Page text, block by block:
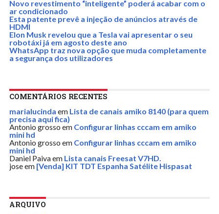
Novo revestimento “inteligente” poderá acabar com o
ar condicionado
Esta patente prevê a injeção de anúncios através de
HDMI
Elon Musk revelou que a Tesla vai apresentar o seu
robotáxi já em agosto deste ano
WhatsApp traz nova opção que muda completamente
a segurança dos utilizadores
COMENTÁRIOS RECENTES
marialucinda em Lista de canais amiko 8140 (para quem
precisa aqui fica)
Antonio grosso em Configurar linhas cccam em amiko
mini hd
Antonio grosso em Configurar linhas cccam em amiko
mini hd
Daniel Paivaem Lista canais Freesat V7HD.
joseem [Venda] KIT TDT Espanha Satélite Hispasat
ARQUIVO